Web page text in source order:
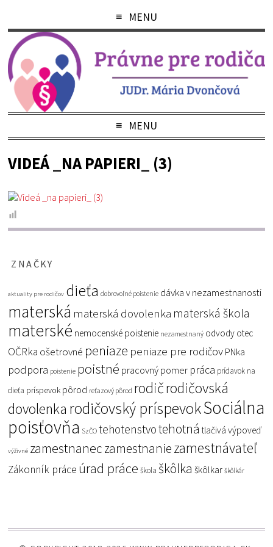
MENU
MENU
VIDEÁ _NA PAPIERI_ (3)
ZNAČKY
aktuality pre rodičov dieťa dobrovoľné poistenie dávka v nezamestnanosti
materská materská dovolenka materská škola
materské nemocenské poistenie nezamestnaný odvody otec
OČRka ošetrovné peniaze peniaze pre rodičov PNka
podpora poistenie poistné pracovný pomer práca prídavok na
dieťa príspevok pôrod reťazový pôrod rodičrodičovská
dovolenka rodičovský príspevokSociálna
poisťovňa SzČO tehotenstvotehotná tlačivá výpoveď
výživné zamestnaneczamestnaniezamestnávateľ
Zákonník práce úrad práce škola škôlka škôlkar škôlkár